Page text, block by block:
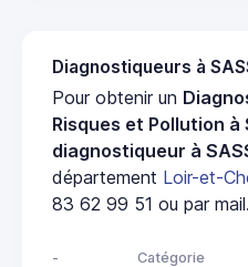
Diagnostiqueurs à
Pour obtenir un
Risques et Pollution à
diagnostiqueur à
département Loir-et-
83 62 99 51 ou par mail.
- Catégorie